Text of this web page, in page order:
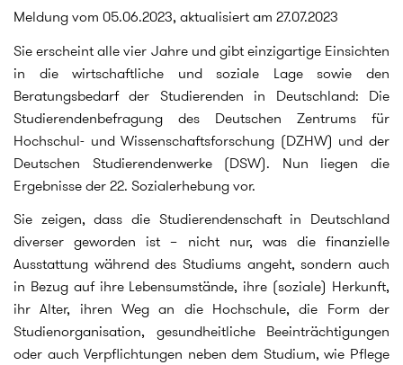
Meldung vom 05.06.2023, aktualisiert am 27.07.2023
Sie erscheint alle vier Jahre und gibt einzigartige Einsichten
in die wirtschaftliche und soziale Lage sowie den
Beratungsbedarf der Studierenden in Deutschland: Die
Studierendenbefragung des Deutschen Zentrums für
Hochschul- und Wissenschaftsforschung (DZHW) und der
Deutschen Studierendenwerke (DSW). Nun liegen die
Ergebnisse der 22. Sozialerhebung vor.
Sie zeigen, dass die Studierendenschaft in Deutschland
diverser geworden ist – nicht nur, was die finanzielle
Ausstattung während des Studiums angeht, sondern auch
in Bezug auf ihre Lebensumstände, ihre (soziale) Herkunft,
ihr Alter, ihren Weg an die Hochschule, die Form der
Studienorganisation, gesundheitliche Beeinträchtigungen
oder auch Verpflichtungen neben dem Studium, wie Pflege